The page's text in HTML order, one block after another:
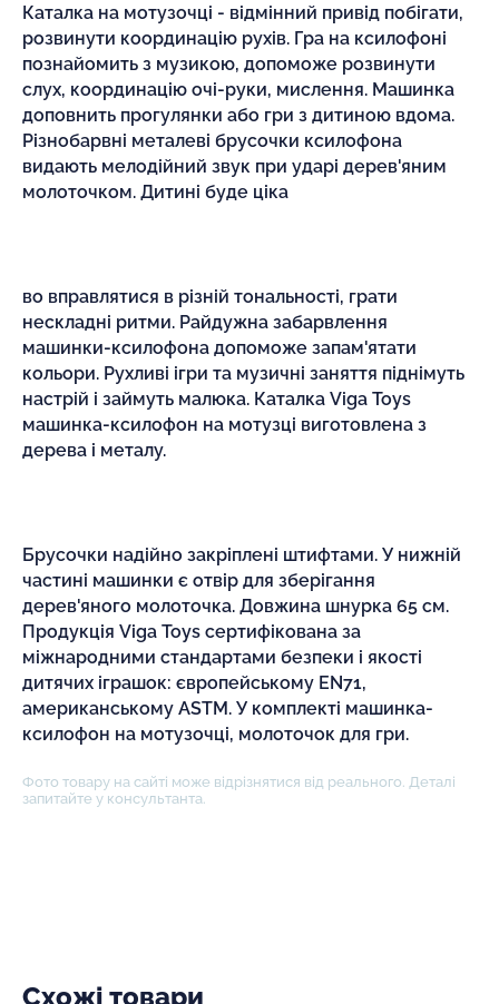
Каталка на мотузочці - відмінний привід побігати,
розвинути координацію рухів. Гра на ксилофоні
познайомить з музикою, допоможе розвинути
слух, координацію очі-руки, мислення. Машинка
доповнить прогулянки або гри з дитиною вдома.
Різнобарвні металеві брусочки ксилофона
видають мелодійний звук при ударі дерев'яним
молоточком. Дитині буде ціка
во вправлятися в різній тональності, грати
нескладні ритми. Райдужна забарвлення
машинки-ксилофона допоможе запам'ятати
кольори. Рухливі ігри та музичні заняття піднімуть
настрій і займуть малюка. Каталка Viga Toys
машинка-ксилофон на мотузці виготовлена з
дерева і металу.
Брусочки надійно закріплені штифтами. У нижній
частині машинки є отвір для зберігання
дерев'яного молоточка. Довжина шнурка 65 см.
Продукція Viga Toys сертифікована за
міжнародними стандартами безпеки і якості
дитячих іграшок: європейському EN71,
американському ASTM. У комплекті машинка-
ксилофон на мотузочці, молоточок для гри.
Фото товару на сайті може відрізнятися від реального. Деталі
запитайте у консультанта.
Схожі товари